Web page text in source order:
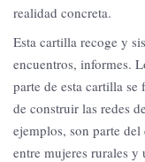
realidad concreta.
Esta cartilla recoge y
encuentros, informes.
parte de esta cartilla
de construir las redes
ejemplos, son parte
entre mujeres rurales y